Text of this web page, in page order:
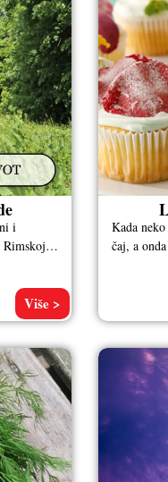
i
Rimskoj
Više >
Kada
čaj, a